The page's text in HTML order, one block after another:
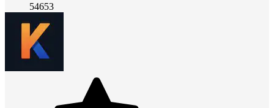
54653